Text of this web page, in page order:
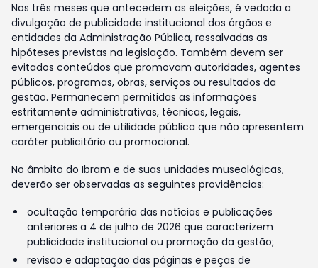
Nos três meses que antecedem as eleições, é vedada a
divulgação de publicidade institucional dos órgãos e
entidades da Administração Pública, ressalvadas as
hipóteses previstas na legislação. Também devem ser
evitados conteúdos que promovam autoridades, agentes
públicos, programas, obras, serviços ou resultados da
gestão. Permanecem permitidas as informações
estritamente administrativas, técnicas, legais,
emergenciais ou de utilidade pública que não apresentem
caráter publicitário ou promocional.
No âmbito do Ibram e de suas unidades museológicas,
deverão ser observadas as seguintes providências:
ocultação temporária das notícias e publicações
anteriores a 4 de julho de 2026 que caracterizem
publicidade institucional ou promoção da gestão;
revisão e adaptação das páginas e peças de